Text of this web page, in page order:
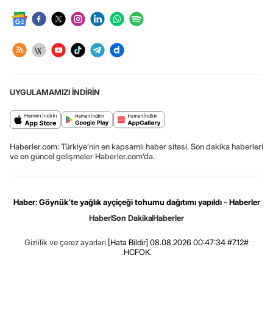
UYGULAMAMIZI İNDİRİN
Haberler.com: Türkiye’nin en kapsamlı haber sitesi. Son dakika haberleri
ve en güncel gelişmeler Haberler.com’da.
Haber: Göynük'te yağlık ayçiçeği tohumu dağıtımı yapıldı - Haberler
HaberSon DakikaHaberler
Gizlilik ve çerez ayarları [Hata Bildir] 08.08.2026 00:47:34 #7.12#
.HCFOK.